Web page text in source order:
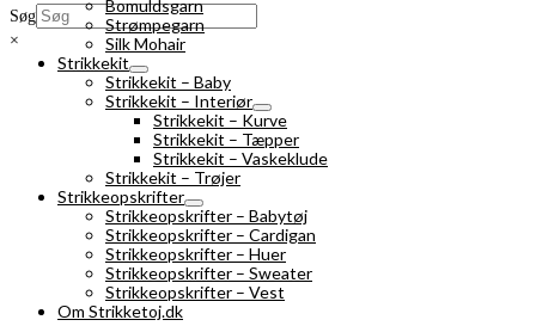
Søg
×
Bomuldsgarn
Strømpegarn
Silk Mohair
Strikkekit
Strikkekit – Baby
Strikkekit – Interiør
Strikkekit – Kurve
Strikkekit – Tæpper
Strikkekit – Vaskeklude
Strikkekit – Trøjer
Strikkeopskrifter
Strikkeopskrifter – Babytøj
Strikkeopskrifter – Cardigan
Strikkeopskrifter – Huer
Strikkeopskrifter – Sweater
Strikkeopskrifter – Vest
Om Strikketoj.dk